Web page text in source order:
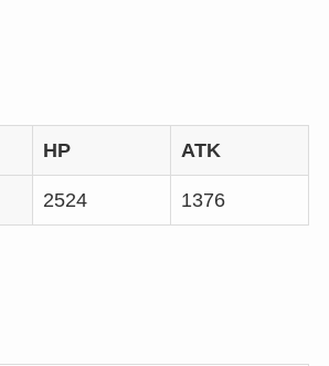
HP ATK
2524 1376